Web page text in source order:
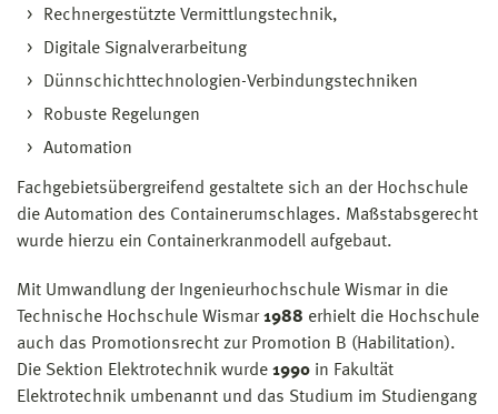
Rechnergestützte Vermittlungstechnik,
Digitale Signalverarbeitung
Dünnschichttechnologien-Verbindungstechniken
Robuste Regelungen
Automation
Fachgebietsübergreifend gestaltete sich an der Hochschule
die Automation des Containerumschlages. Maßstabsgerecht
wurde hierzu ein Containerkranmodell aufgebaut.
Mit Umwandlung der Ingenieurhochschule Wismar in die
Technische Hochschule Wismar1988 erhielt die Hochschule
auch das Promotionsrecht zur Promotion B (Habilitation).
Die Sektion Elektrotechnik wurde 1990 in Fakultät
Elektrotechnik umbenannt und das Studium im Studiengang